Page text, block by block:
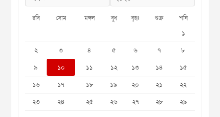
রবি সোম মঙ্গল বুধ বৃহঃ শুক্র শনি
১
২
৩ ৪ ৫ ৬ ৭
৮
৯
১০ ১১ ১২ ১৩ ১৪
১৫
১৬
১৭ ১৮ ১৯ ২০ ২১
২২
২৩
২৪ ২৫ ২৬ ২৭ ২৮
২৯